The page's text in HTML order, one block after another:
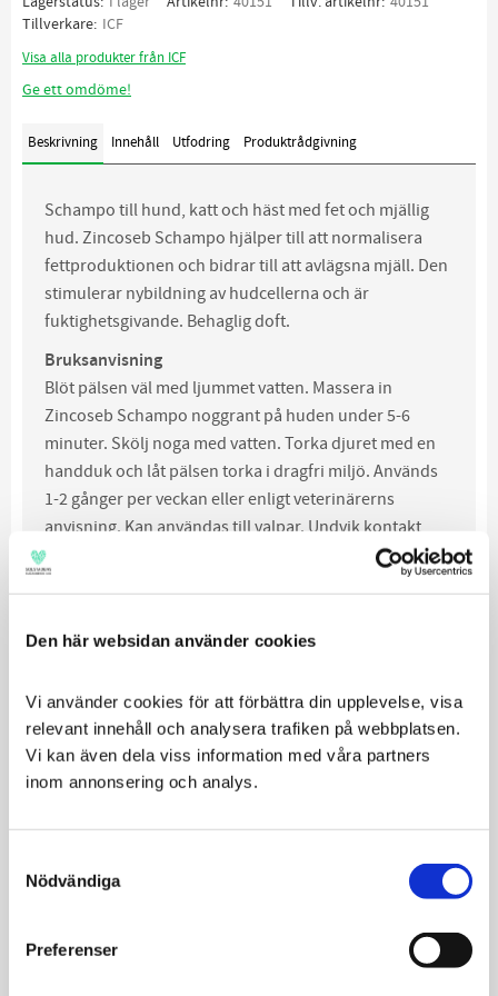
Den här websidan använder cookies
Vi använder cookies för att förbättra din upplevelse, visa
relevant innehåll och analysera trafiken på webbplatsen.
Vi kan även dela viss information med våra partners
inom annonsering och analys.
Selection
Nödvändiga
Preferenser
Tillverkare ICF
Visa alla produkter från ICF
Ge ett omdöme!
Beskrivning Innehåll Utfodring Produktrådgivning
Schampo till hund, katt och häst med fet och mjällig
hud. Zincoseb Schampo hjälper till att normalisera
fettproduktionen och bidrar till att avlägsna mjäll. Den
stimulerar nybildning av hudcellerna och är
fuktighetsgivande. Behaglig doft.
Bruksanvisning
Blöt pälsen väl med ljummet vatten. Massera in
Zincoseb Schampo noggrant på huden under 5-6
minuter. Skölj noga med vatten. Torka djuret med en
handduk och låt pälsen torka i dragfri miljö. Används
1-2 gånger per veckan eller enligt veterinärerns
anvisning. Kan användas till valpar. Undvik kontakt
med ögonen
Oatmeal
Spraybalsam